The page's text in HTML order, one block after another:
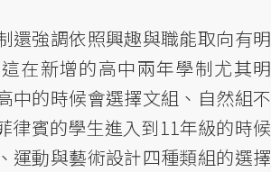
還強調依照興趣與職能取向有明
在新增的高中兩年學制尤其明
中的時候會選擇文組、自然組不
律賓的學生進入到11年級的時候
運動與藝術設計四種類組的選擇